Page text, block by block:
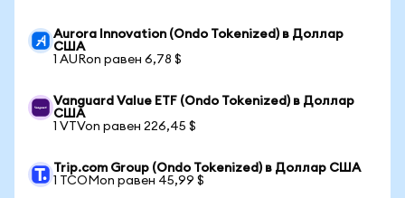
Aurora Innovation (Ondo Tokenized) в Доллар
США
1 AURon равен 6,78 $
Vanguard Value ETF (Ondo Tokenized) в Доллар
США
1 VTVon равен 226,45 $
Trip.com Group (Ondo Tokenized) в Доллар США
1 TCOMon равен 45,99 $